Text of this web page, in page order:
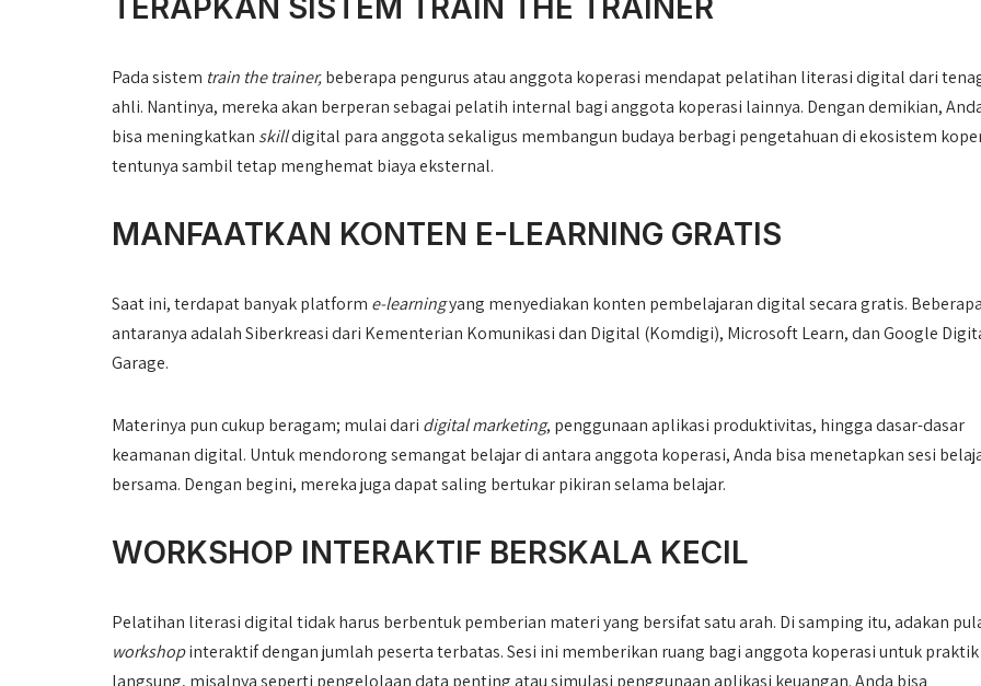
TERAPKAN SISTEM TRAIN THE TRAINER
Pada sistem train the trainer,beberapa pengurus atau anggota koperasi mendapat pelatihan literasi digital dari
ahli. Nantinya, mereka akan berperan sebagai pelatih internal bagi anggota koperasi lainnya. Dengan demikian,
bisa meningkatkan skilldigital para anggota sekaligus membangun budaya berbagi pengetahuan di ekosistem
tentunya sambil tetap menghemat biaya eksternal.
MANFAATKAN KONTEN E-LEARNING GRATIS
Saat ini, terdapat banyak platform e-learningyang menyediakan konten pembelajaran digital secara gratis.
antaranya adalah Siberkreasi dari Kementerian Komunikasi dan Digital (Komdigi), Microsoft Learn, dan Google
Garage.
Materinya pun cukup beragam; mulai dari digital marketing, penggunaan aplikasi produktivitas, hingga dasar-dasar
keamanan digital. Untuk mendorong semangat belajar di antara anggota koperasi, Anda bisa menetapkan sesi
bersama. Dengan begini, mereka juga dapat saling bertukar pikiran selama belajar.
WORKSHOP INTERAKTIF BERSKALA KECIL
Pelatihan literasi digital tidak harus berbentuk pemberian materi yang bersifat satu arah. Di samping itu, adakan
workshopinteraktif dengan jumlah peserta terbatas. Sesi ini memberikan ruang bagi anggota koperasi untuk praktik